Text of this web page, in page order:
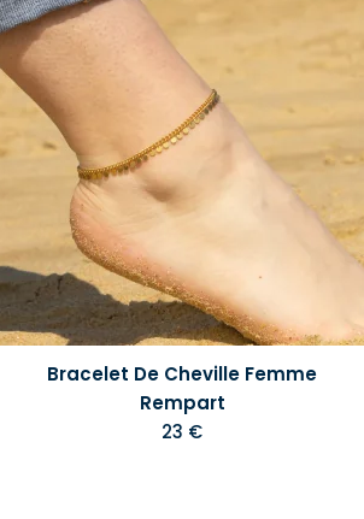
Bracelet De Cheville Femme
Rempart
23 €